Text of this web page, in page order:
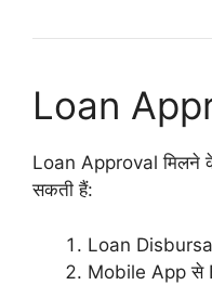
Loan
Loan Approval मिलने के
सकती हैं:
Loan
Mobile App से